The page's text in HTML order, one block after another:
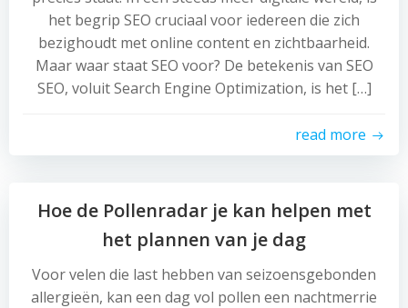
het begrip SEO cruciaal voor iedereen die zich
bezighoudt met online content en zichtbaarheid.
Maar waar staat SEO voor? De betekenis van SEO
SEO, voluit Search Engine Optimization, is het […]
read more
Hoe de Pollenradar je kan helpen met
het plannen van je dag
Voor velen die last hebben van seizoensgebonden
allergieën, kan een dag vol pollen een nachtmerrie